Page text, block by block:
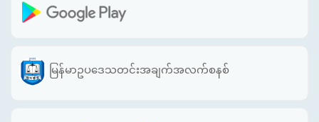
မြန်မာဥပဒေသတင်းအချက်အလက်စနစ်